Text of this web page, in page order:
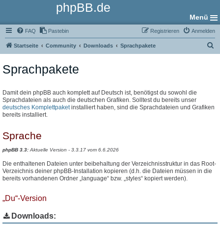
phpBB.de
Menü
FAQ Pastebin Anmelden
Registrieren
Startseite Community Downloads Sprachpakete
Sprachpakete
Damit dein phpBB auch komplett auf Deutsch ist, benötigst du sowohl die
Sprachdateien als auch die deutschen Grafiken. Solltest du bereits unser
deutsches Komplettpaketinstalliert haben, sind die Sprachdateien und Grafiken
bereits installiert.
Sprache
phpBB 3.3:Aktuelle Version - 3.3.17 vom 6.6.2026
Die enthaltenen Dateien unter beibehaltung der Verzeichnisstruktur in das Root-
Verzeichnis deiner phpBB-Installation kopieren (d.h. die Dateien müssen in die
bereits vorhandenen Ordner „language“ bzw. „styles“ kopiert werden).
„Du“-Version
Downloads: